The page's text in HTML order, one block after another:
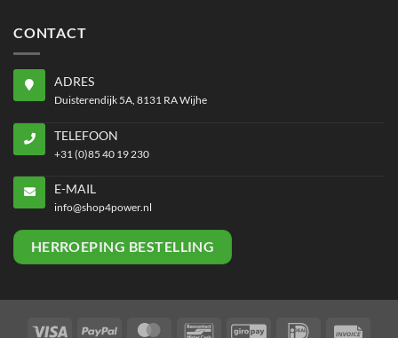
CONTACT
ADRES
Duisterendijk 5A, 8131 RA Wijhe
TELEFOON
+31 (0)85 40 19 230
E-MAIL
info@shop4power.nl
HERROEPING BESTELLING
Visa PayPal MasterCardBancontactGiroPay IDeal